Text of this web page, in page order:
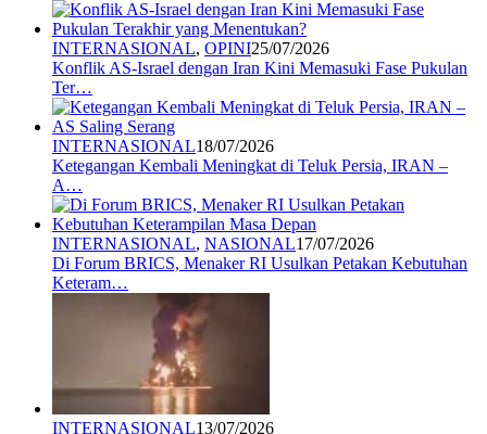
INTERNASIONAL, OPINI25/07/2026
Konflik AS-Israel dengan Iran Kini Memasuki Fase Pukulan
Ter…
INTERNASIONAL18/07/2026
Ketegangan Kembali Meningkat di Teluk Persia, IRAN –
A…
INTERNASIONAL, NASIONAL17/07/2026
Di Forum BRICS, Menaker RI Usulkan Petakan Kebutuhan
Keteram…
INTERNASIONAL13/07/2026